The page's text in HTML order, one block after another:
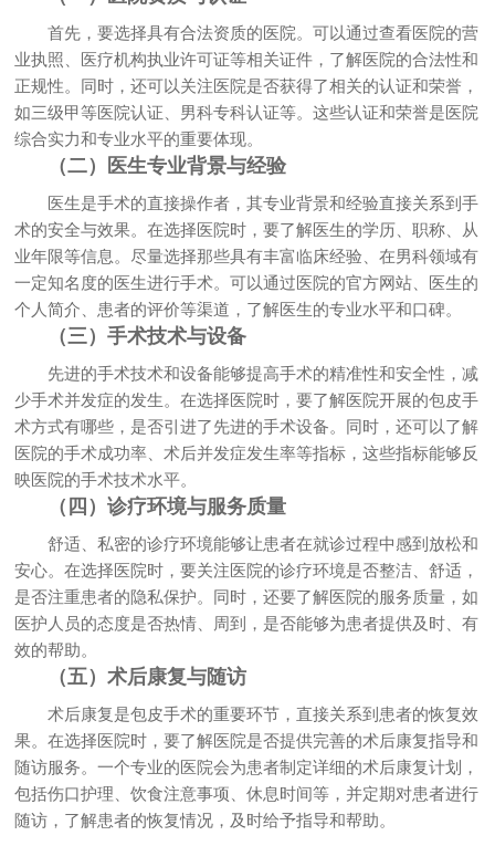
首先，要选择具有合法资质的医院。可以通过查看医院的营
业执照、医疗机构执业许可证等相关证件，了解医院的合法性和
正规性。同时，还可以关注医院是否获得了相关的认证和荣誉，
如三级甲等医院认证、男科专科认证等。这些认证和荣誉是医院
综合实力和专业水平的重要体现。
（二）医生专业背景与经验
医生是手术的直接操作者，其专业背景和经验直接关系到手
术的安全与效果。在选择医院时，要了解医生的学历、职称、从
业年限等信息。尽量选择那些具有丰富临床经验、在男科领域有
一定知名度的医生进行手术。可以通过医院的官方网站、医生的
个人简介、患者的评价等渠道，了解医生的专业水平和口碑。
（三）手术技术与设备
先进的手术技术和设备能够提高手术的精准性和安全性，减
少手术并发症的发生。在选择医院时，要了解医院开展的包皮手
术方式有哪些，是否引进了先进的手术设备。同时，还可以了解
医院的手术成功率、术后并发症发生率等指标，这些指标能够反
映医院的手术技术水平。
（四）诊疗环境与服务质量
舒适、私密的诊疗环境能够让患者在就诊过程中感到放松和
安心。在选择医院时，要关注医院的诊疗环境是否整洁、舒适，
是否注重患者的隐私保护。同时，还要了解医院的服务质量，如
医护人员的态度是否热情、周到，是否能够为患者提供及时、有
效的帮助。
（五）术后康复与随访
术后康复是包皮手术的重要环节，直接关系到患者的恢复效
果。在选择医院时，要了解医院是否提供完善的术后康复指导和
随访服务。一个专业的医院会为患者制定详细的术后康复计划，
包括伤口护理、饮食注意事项、休息时间等，并定期对患者进行
随访，了解患者的恢复情况，及时给予指导和帮助。